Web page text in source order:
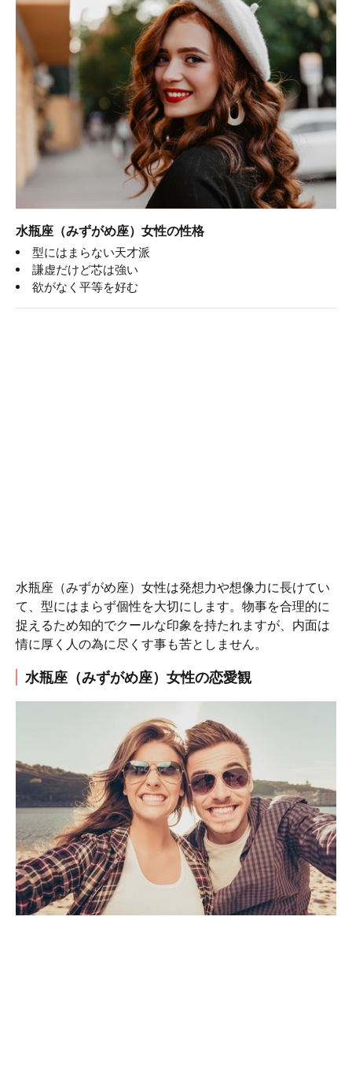
水瓶座（みずがめ座）女性の性格
型にはまらない天才派
謙虚だけど芯は強い
欲がなく平等を好む
水瓶座（みずがめ座）女性は発想力や想像力に長けてい
て、型にはまらず個性を大切にします。物事を合理的に
捉えるため知的でクールな印象を持たれますが、内面は
情に厚く人の為に尽くす事も苦としません。
水瓶座（みずがめ座）女性の恋愛観